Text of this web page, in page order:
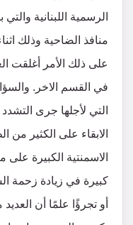
الرسمية اللبنانية
منافذ الضاحية وذلك
على ذلك الأمر أغلقت
في القسم الاخر.
التي لأجلها جرى التشدد
الابقاء على الكثير من
الاسمنتية الكبيرة
كبيرة في زيادة زحمة
أو تجرؤًا علمًا أن العديد